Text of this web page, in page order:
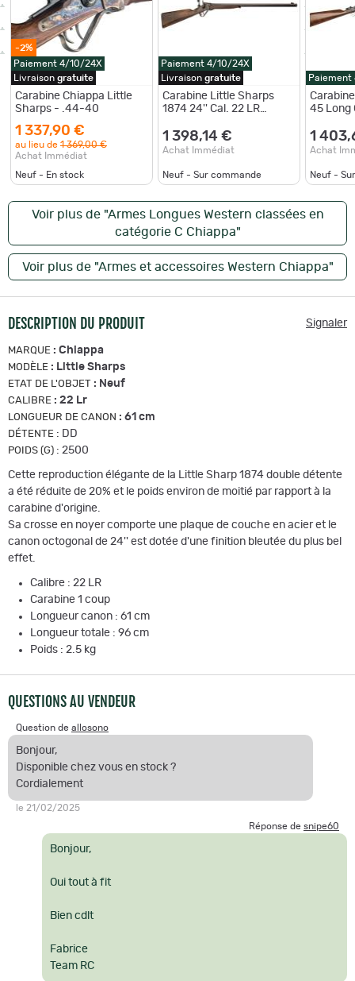
-2%
Paiement 4/10/24X
Livraison gratuite
Carabine Chiappa Little
Sharps - .44-40
1 337,90 €
au lieu de 1 369,00 €
Achat Immédiat
Neuf - En stock
Paiement 4/10/24X
Livraison gratuite
Carabine Little Sharps
1874 24'' Cal. 22 LR
1 398,14 €
Achat Immédiat
Neuf - Sur commande
45 Long
1
Achat
Neuf -
Voir plus de "Armes Longues Western classées en
catégorie C Chiappa"
Voir plus de "Armes et accessoires Western Chiappa"
DESCRIPTION DU PRODUIT Signaler
MARQUE : Chiappa
MODÈLE : Little Sharps
ETAT DE L'OBJET : Neuf
CALIBRE : 22 Lr
LONGUEUR DE CANON : 61 cm
DÉTENTE : DD
POIDS (G) : 2500
Cette reproduction élégante de la Little Sharp 1874 double détente
a été réduite de 20% et le poids environ de moitié par rapport à la
carabine d'origine.
Sa crosse en noyer comporte une plaque de couche en acier et le
canon octogonal de 24'' est dotée d'une finition bleutée du plus bel
effet.
Calibre : 22 LR
Carabine 1 coup
Longueur canon : 61 cm
Longueur totale : 96 cm
Poids : 2.5 kg
QUESTIONS AU VENDEUR
Question de allosono
Bonjour,
Disponible chez vous en stock ?
Cordialement
le 21/02/2025
Réponse de snipe60
Bonjour,
Oui tout à fit
Bien cdlt
Fabrice
Team RC